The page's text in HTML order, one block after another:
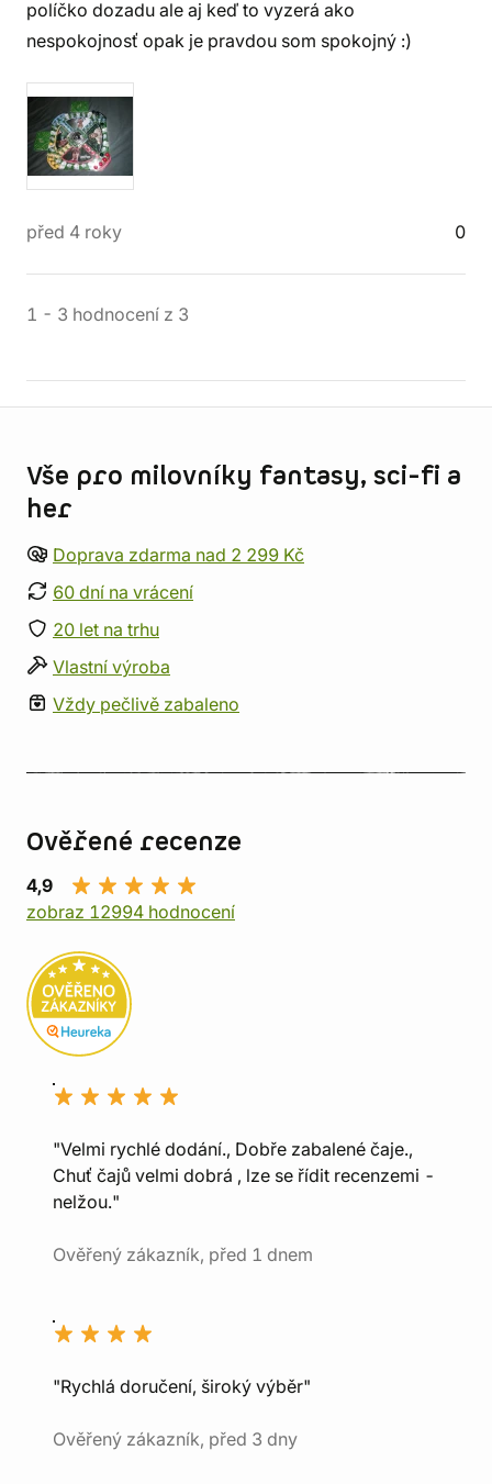
políčko dozadu ale aj keď to vyzerá ako
nespokojnosť opak je pravdou som spokojný :)
před 4 roky 0
1 - 3 hodnocení z 3
Vše pro milovníky fantasy, sci-fi a
her
Doprava zdarma nad 2 299 Kč
60 dní na vrácení
20 let na trhu
Vlastní výroba
Vždy pečlivě zabaleno
Ověřené recenze
4,9
zobraz 12994 hodnocení
"Velmi rychlé dodání., Dobře zabalené čaje.,
Chuť čajů velmi dobrá , lze se řídit recenzemi -
nelžou."
Ověřený zákazník, před 1 dnem
"Rychlá doručení, široký výběr"
Ověřený zákazník, před 3 dny